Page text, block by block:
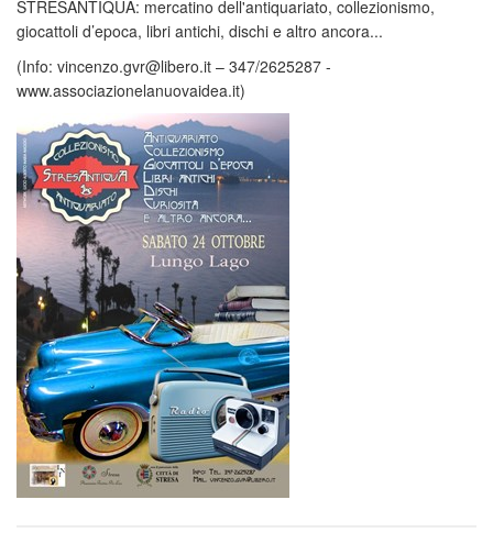
STRESANTIQUA: mercatino dell'antiquariato, collezionismo,
giocattoli d’epoca, libri antichi, dischi e altro ancora...
(Info: vincenzo.gvr@libero.it – 347/2625287 -
www.associazionelanuovaidea.it)